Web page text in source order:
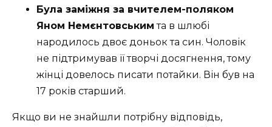
Була заміжня за вчителем-поляком
Яном Немєнтовським та в шлюбі
народилось двоє доньок та син. Чоловік
не підтримував її творчі досягнення, тому
жінці довелось писати потайки. Він був на
17 років старший.
Якщо ви не знайшли потрібну відповідь,